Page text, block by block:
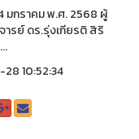
มกราคม พ.ศ. 2568 ผู้
ารย์ ดร.รุ่งเกียรติ สิริ
10:52:34